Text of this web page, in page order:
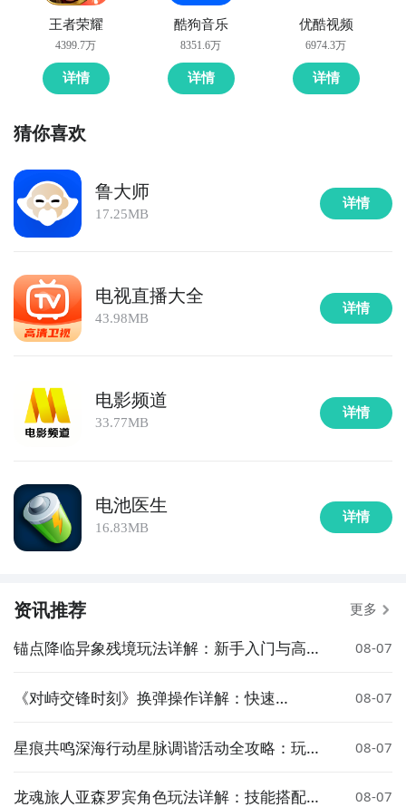
王者荣耀
4399.7万
详情
酷狗音乐
8351.6万
详情
优酷视频
6974.3万
详情
猜你喜欢
鲁大师
17.25MB
详情
电视直播大全
43.98MB
详情
电影频道
33.77MB
详情
电池医生
16.83MB
详情
资讯推荐 更多
锚点降临异象残境玩法详解：新手入门与高阶
08-07
《对峙交锋时刻》换弹操作详解：快速
08-07
星痕共鸣深海行动星脉调谐活动全攻略：玩法
08-07
龙魂旅人亚森罗宾角色玩法详解：技能搭配、 08-07